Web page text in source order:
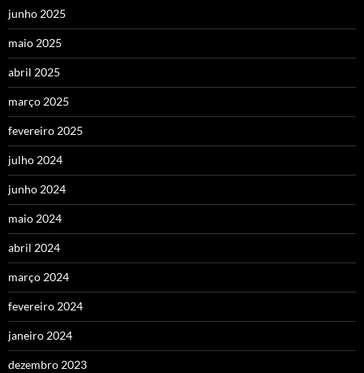
junho 2025
maio 2025
abril 2025
março 2025
fevereiro 2025
julho 2024
junho 2024
maio 2024
abril 2024
março 2024
fevereiro 2024
janeiro 2024
dezembro 2023